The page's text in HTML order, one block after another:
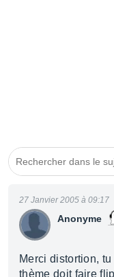
Anonyme
27 Janvier 2005 à 09:17
Merci distortion,
thème doit faire